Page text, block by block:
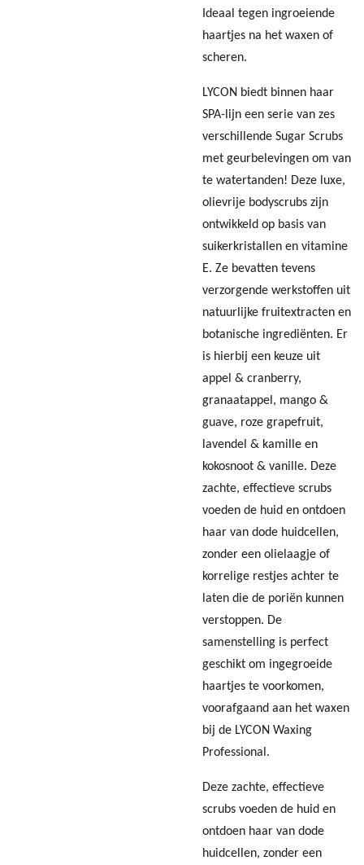
Ideaal tegen ingroeiende
haartjes na het waxen of
scheren.
LYCON biedt binnen haar
SPA-lijn een serie van zes
verschillende Sugar Scrubs
met geurbelevingen om van
te watertanden! Deze luxe,
olievrije bodyscrubs zijn
ontwikkeld op basis van
suikerkristallen en vitamine
E. Ze bevatten tevens
verzorgende werkstoffen uit
natuurlijke fruitextracten en
botanische ingrediënten. Er
is hierbij een keuze uit
appel & cranberry,
granaatappel, mango &
guave, roze grapefruit,
lavendel & kamille en
kokosnoot & vanille. Deze
zachte, effectieve scrubs
voeden de huid en ontdoen
haar van dode huidcellen,
zonder een olielaagje of
korrelige restjes achter te
laten die de poriën kunnen
verstoppen. De
samenstelling is perfect
geschikt om ingegroeide
haartjes te voorkomen,
voorafgaand aan het waxen
bij de LYCON Waxing
Professional.
Deze zachte, effectieve
scrubs voeden de huid en
ontdoen haar van dode
huidcellen, zonder een